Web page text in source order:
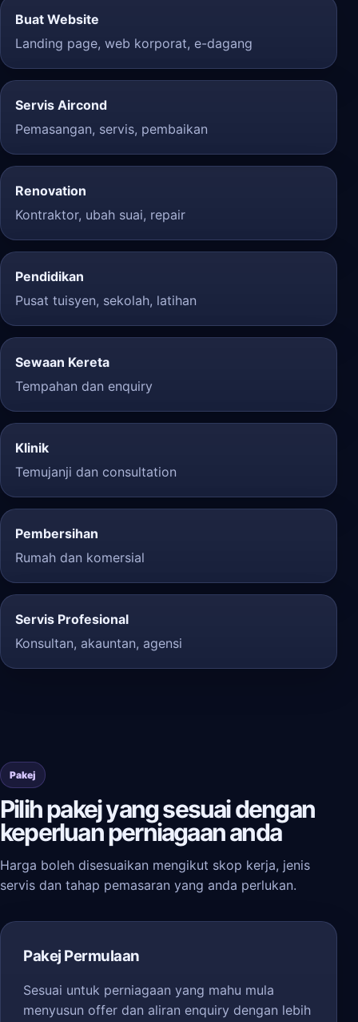
Buat Website
Landing page, web korporat, e-dagang
Servis Aircond
Pemasangan, servis, pembaikan
Renovation
Kontraktor, ubah suai, repair
Pendidikan
Pusat tuisyen, sekolah, latihan
Sewaan Kereta
Tempahan dan enquiry
Klinik
Temujanji dan consultation
Pembersihan
Rumah dan komersial
Servis Profesional
Konsultan, akauntan, agensi
Pakej
Pilih pakej yang sesuai dengan
keperluan perniagaan anda
Harga boleh disesuaikan mengikut skop kerja, jenis
servis dan tahap pemasaran yang anda perlukan.
Pakej Permulaan
Sesuai untuk perniagaan yang mahu mula
menyusun offer dan aliran enquiry dengan lebih